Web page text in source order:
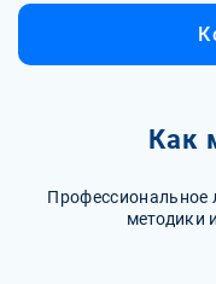
Как
Профессиональное
методики